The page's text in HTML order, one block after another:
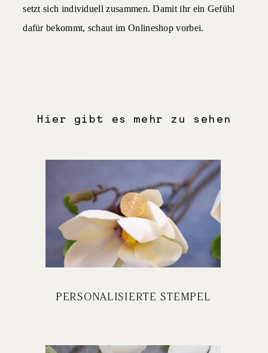
setzt sich individuell zusammen. Damit ihr ein Gefühl
dafür bekommt, schaut im Onlineshopvorbei.
Hier gibt es mehr zu sehen
PERSONALISIERTE STEMPEL